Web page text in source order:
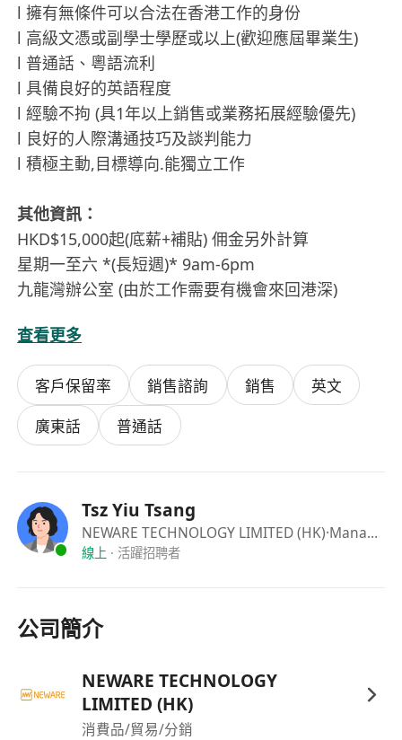
l 擁有無條件可以合法在香港工作的身份
l 高級文憑或副學士學歷或以上(歡迎應屆畢業生)
l 普通話、粵語流利
l 具備良好的英語程度
l 經驗不拘 (具1年以上銷售或業務拓展經驗優先)
l 良好的人際溝通技巧及談判能力
l 積極主動,目標導向.能獨立工作
其他資訊：
HKD$15,000起(底薪+補貼) 佣金另外計算
星期一至六 *(長短週)* 9am-6pm
九龍灣辦公室 (由於工作需要有機會來回港深)
福利待遇:
ü 交通津貼
ü 午餐津貼
ü 完善在職培訓
ü 年輕團隊
查看更多
客戶保留率 銷售諮詢 銷售
英文
廣東話
普通話
Tsz Yiu Tsang
NEWARE TECHNOLOGY LIMITED (HK)·Manager
線上 · 活躍招聘者
公司簡介
NEWARE TECHNOLOGY
LIMITED (HK)
消費品/貿易/分銷